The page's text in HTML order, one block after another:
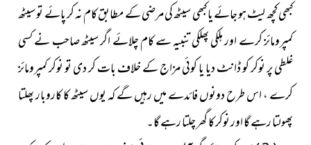
کبھی کچھ لیٹ ہو جائے یا کبھی سیٹھ کی مرضی کے مطابق کام نہ کر پائے تو سیٹھ
کمپرومائز کرے اور ہلکی پھلکی تنبیہ سے کام چلائے اگر سیٹھ صاحب نے کسی
غلطی پر نوکر کو ڈانٹ دیا یا کوئی مزاج کے خلاف بات کر دی تو نوکر کمپرومائز
کرے ، اس طرح دونوں فائدے میں رہیں گے کہ یوں سیٹھ کا کاروبار پھلتا
پھولتا رہے گا اور نوکر کا گھر چلتا رہے گا۔